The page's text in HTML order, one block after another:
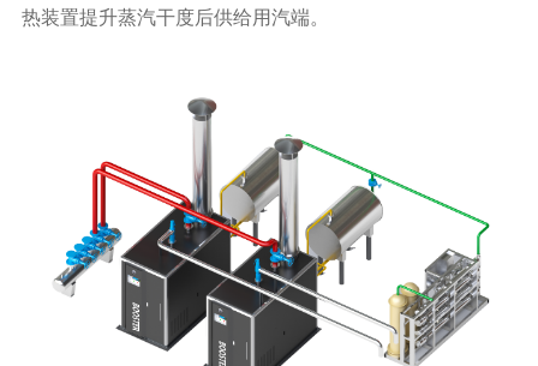
热装置提升蒸汽干度后供给用汽端。